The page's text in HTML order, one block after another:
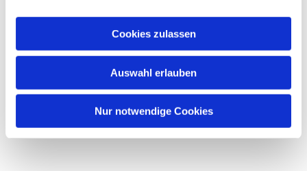
Cookies zulassen
Auswahl erlauben
Nur notwendige Cookies